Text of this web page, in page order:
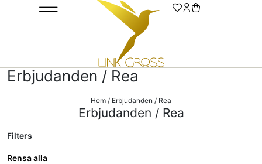
Erbjudanden / Rea
Hem / Erbjudanden / Rea
Erbjudanden / Rea
Filters
Rensa alla